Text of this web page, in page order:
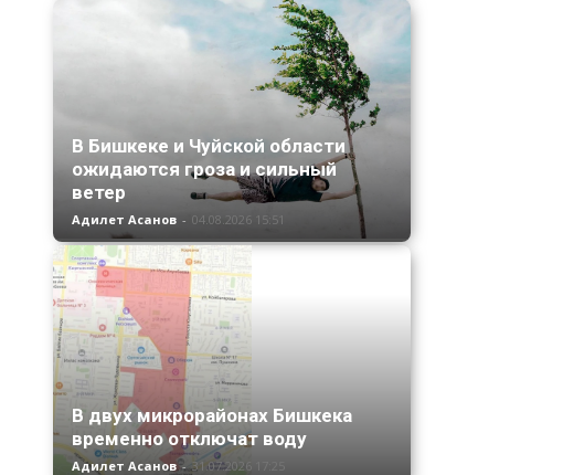
В Бишкеке и Чуйской области
ожидаются гроза и сильный
ветер
Адилет Асанов - 04.08.2026 15:51
В двух микрорайонах Бишкека
временно отключат воду
Адилет Асанов - 31.07.2026 17:25